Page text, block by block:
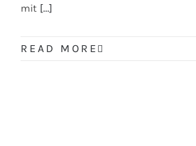
mit [...]
READ MORE